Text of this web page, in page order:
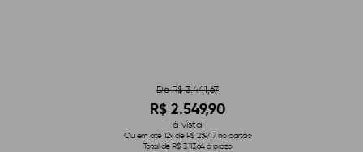
De R$ 3.441,67
R$ 2.549,90
à vista
Ou em até 12x de R$ 259,47 no cartão
Total de R$ 3.113,64 à prazo